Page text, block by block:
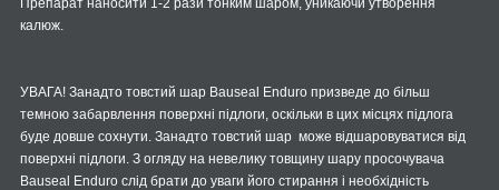
калюж.
УВАГА! Занадто товстий шар Bauseal Enduro призведе до більш
темною забарвлення поверхні підлоги, оскільки в цих місцях підлога
буде довше сохнути. Занадто товстий шар може відшаровуватися від
поверхні підлоги. З огляду на невелику товщину шару просочувача
Bauseal Enduro слід брати до уваги його стирання і необхідність